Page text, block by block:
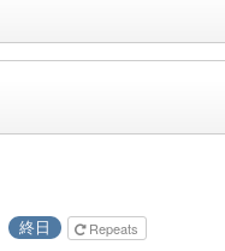
終日
Repeats